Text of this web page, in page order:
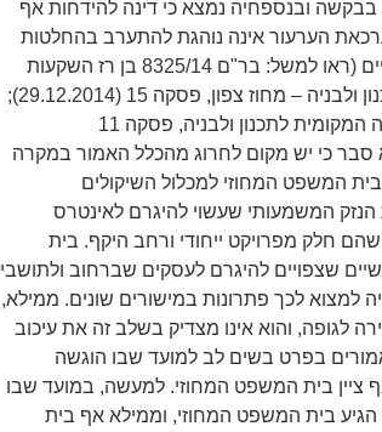
ובנספחיה נמצא כי דינה להידחות אף
הערעור אינה נוהגת להתערב בהחלטות
הנסבות על בקשות למתן צו ביניים (ראו למשל: בר"ם 8325/14 בן רז השקעות
ופיתוח בע"מ נ' ועדת הערר לתכנון ולבניה – מחוז צפון, פסקה 15 (29.12.2014);
בר"ם 7480/15 אבו ליל נ' הוועדה המקומית לתכנון ולבניה, פסקה 11
לא סבר כי יש מקום לחרוג מהכלל האמור במקרה
המשפט המחוזי למכלול השיקולים
הנזק המשמעותי שעשוי להיגרם לאינטרס
שהם חלק מפרויקט ייחודי ורחב היקף. בית
שצפויים להיגרם לעסקים שברחוב ולתושבי
למצוא לכך פתרונות במישורים שונים. ממילא,
לגופה, והוא אינו מצדיק בשלב זה את עיכוב
בפרט בשים לב למועד שבו הוגשה
ציין בית המשפט המחוזי. למעשה, במועד שבו
בית המשפט המחוזי, וממילא אף בית